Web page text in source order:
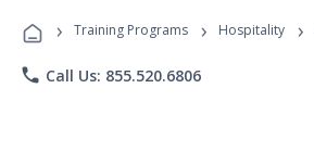
Programs
› Training Programs › Hospitality ›
phone Call Us: 855.520.6806